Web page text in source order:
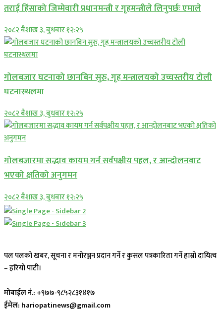
तराई हिंसाको जिम्मेवारी प्रधानमन्त्री र गृहमन्त्रीले लिनुपर्छः एमाले
२०८२ बैशाख ३, बुधबार १२:२५
गोलबजार घटनाको छानबिन सुरु, गृह मन्त्रालयको उच्चस्तरीय टोली
घटनास्थलमा
२०८२ बैशाख ३, बुधबार १२:२५
गोलबजारमा सद्भाव कायम गर्न सर्वपक्षीय पहल, र आन्दोलनबाट
भएको क्षतिको अनुगमन
२०८२ बैशाख ३, बुधबार १२:२५
पल पलको खबर, सूचना र मनोरञ्जन प्रदान गर्ने र कुसल पत्रकारिता गर्ने हाम्रो दायित्व
– हरियो पाटी।
मोबाईल नं.: +९७७-९८५२८३१४१७
ईमेल: hariopatinews@gmail.com